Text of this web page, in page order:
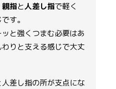
親指と人差し指で軽く
す。
と強くつまむ必要はあ
りと支える感じで大丈
差し指の所が支点にな